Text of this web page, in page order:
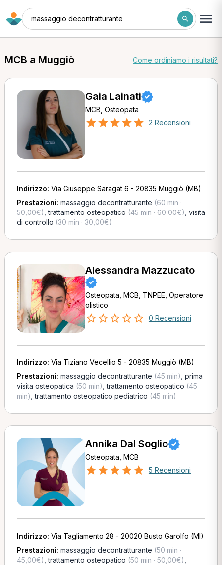
massaggio decontratturante
MCB a Muggiò Come ordiniamo i risultati?
Gaia Lainati
MCB, Osteopata
2 Recensioni
Indirizzo: Via Giuseppe Saragat 6 - 20835 Muggiò (MB)
Prestazioni: massaggio decontratturante (60 min ·
50,00€) ,trattamento osteopatico (45 min · 60,00€) visita
di controllo (30 min · 30,00€)
Alessandra Mazzucato
Osteopata, MCB, TNPEE, Operatore
olistico
0 Recensioni
Indirizzo: Via Tiziano Vecellio 5 - 20835 Muggiò (MB)
Prestazioni: massaggio decontratturante (45 min) prima
visita osteopatica (50 min) ,trattamento osteopatico (45
min) ,trattamento osteopatico pediatrico (45 min)
Annika Dal Soglio
Osteopata, MCB
5 Recensioni
Indirizzo: Via Tagliamento 28 - 20020 Busto Garolfo (MI)
Prestazioni: massaggio decontratturante (50 min ·
45,00€) ,trattamento osteopatico (50 min · 50,00€)